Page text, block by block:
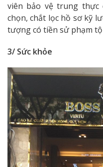
viên bảo vệ trung thực
chọn, chắt lọc hồ sơ kỹ
tượng có tiền sử phạm
3/ Sức khỏe